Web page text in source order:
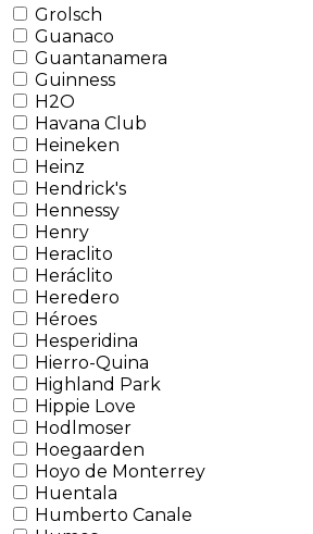
Grolsch
Guanaco
Guantanamera
Guinness
H2O
Havana Club
Heineken
Heinz
Hendrick's
Hennessy
Henry
Heraclito
Heráclito
Heredero
Héroes
Hesperidina
Hierro-Quina
Highland Park
Hippie Love
Hodlmoser
Hoegaarden
Hoyo de Monterrey
Huentala
Humberto Canale